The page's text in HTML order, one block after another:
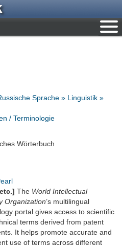
Sprache » Linguistik »
/ Terminologie
Wörterbuch
The World Intellectual
Organization’s multilingual
portal gives access to scientific
terms derived from patent
It helps promote accurate and
use of terms across different